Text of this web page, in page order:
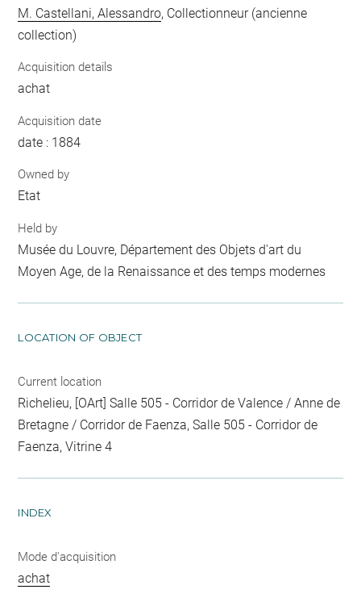
M. Castellani, Alessandro, Collectionneur (ancienne
collection)
Acquisition details
achat
Acquisition date
date : 1884
Owned by
Etat
Held by
Musée du Louvre, Département des Objets d'art du
Moyen Age, de la Renaissance et des temps modernes
LOCATION OF OBJECT
Current location
Richelieu, [OArt] Salle 505 - Corridor de Valence / Anne de
Bretagne / Corridor de Faenza, Salle 505 - Corridor de
Faenza, Vitrine 4
INDEX
Mode d'acquisition
achat